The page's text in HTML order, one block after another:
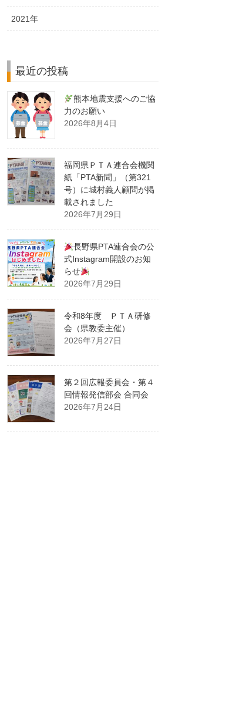
2021年
最近の投稿
熊本地震支援へのご協
力のお願い
2026年8月4日
福岡県ＰＴＡ連合会機関
紙「PTA新聞」（第321
号）に城村義人顧問が掲
載されました
2026年7月29日
長野県PTA連合会の公
式Instagram開設のお知
らせ
2026年7月29日
令和8年度 ＰＴＡ研修
会（県教委主催）
2026年7月27日
第２回広報委員会・第４
回情報発信部会 合同会
2026年7月24日